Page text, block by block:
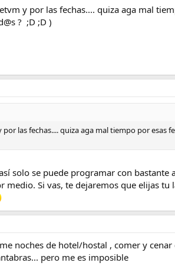
y por las fechas.... quiza aga mal
? ;D ;D )
las fechas.... quiza aga mal tiempo por esas
solo se puede programar con
medio. Si vas, te dejaremos que elijas
noches de hotel/hostal , comer y
pero me es imposible